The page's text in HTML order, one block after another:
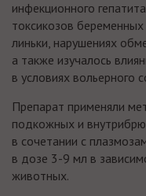
инфекционного
токсикозов
линьки, нарушениях
а также изучалось
в условиях вольерного
Препарат применяли
подкожных и
в сочетании с
в дозе 3-9 мл в
животных.